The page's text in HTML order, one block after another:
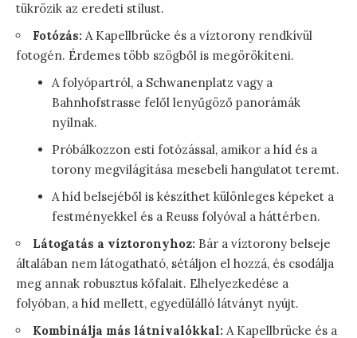
tükrözik az eredeti stílust.
Fotózás: A Kapellbrücke és a víztorony rendkívül
fotogén. Érdemes több szögből is megörökíteni.
A folyópartról, a Schwanenplatz vagy a
Bahnhofstrasse felől lenyűgöző panorámák
nyílnak.
Próbálkozzon esti fotózással, amikor a híd és a
torony megvilágítása mesebeli hangulatot teremt.
A híd belsejéből is készíthet különleges képeket a
festményekkel és a Reuss folyóval a háttérben.
Látogatás a víztoronyhoz: Bár a víztorony belseje
általában nem látogatható, sétáljon el hozzá, és csodálja
meg annak robusztus kőfalait. Elhelyezkedése a
folyóban, a híd mellett, egyedülálló látványt nyújt.
Kombinálja más látnivalókkal: A Kapellbrücke és a